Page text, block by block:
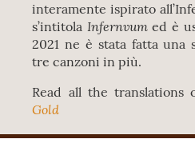
interamente ispirato
s’intitola Infernvumed è
2021 ne è stata fatta una
tre canzoni in più.
Read all the translations
Gold